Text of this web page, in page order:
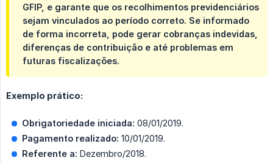
GFIP, e garante que os recolhimentos previdenciários
sejam vinculados ao período correto. Se informado
de forma incorreta, pode gerar cobranças indevidas,
diferenças de contribuição e até problemas em
futuras fiscalizações.
Exemplo prático:
Obrigatoriedade iniciada: 08/01/2019.
Pagamento realizado: 10/01/2019.
Referente a: Dezembro/2018.